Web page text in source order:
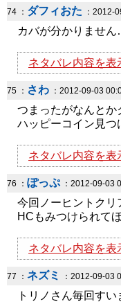
74 ： ダフィおた ：2012-
カバが分かりませ
ネタバレ内容を表
75 ： さわ ：2012-09-03
つまったがなんとか
ハッピーコイン見つ
ネタバレ内容を表
76 ： ぽっぷ：2012-09-03
今回ノーヒントクリ
HCもみつけられて
ネタバレ内容を表
77 ： ネズミ ：2012-09-03
トリノさん毎回すい